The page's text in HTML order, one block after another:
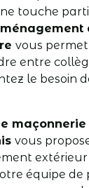
touche
vous permet
entre
le besoin
vous
extérieur
équipe de